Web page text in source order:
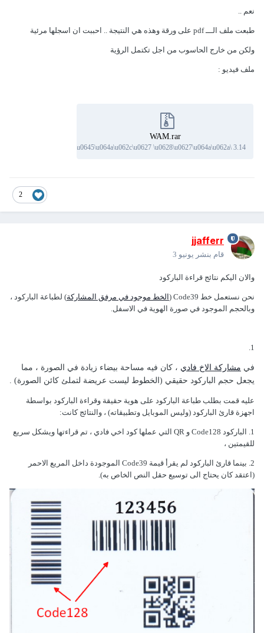
نعم ..
طبعت ملف الـــ pdf على ورقة وهذه هي النتيجة .. احببت ان اسجلها مرئية
ولكن من خارج الحاسوب من اجل تكتمل الرؤية
ملف فيديو
WAM.rar
3.14 \u0645\u064a\u062c\u0627 \u0628\u0627\u064a\u062a
·
2
jjafferr
قام بنشر يونيو 3
والان اليكم نتائج قراءة الباركود
نحن نستعمل خط Code39 ( الخط موجود في مرفق المشاركة) لطباعة الباركود ،
وبالحجم الموجود في صورة الهوية في الاسفل.
في مشاركة الاخ فادي، كان فيه مساحة بيضاء زيادة في الصورة ، مما
يجعل حجم الباركود حقيقي (الخطوط ليست عريضة لتملئ كائن الصورة).
عليه قمت بطلب طباعة الباركود على هوية حقيقة وقراءة الباركود بواسطة
اجهزة قارئ الباركود (وليس الموبايل وتطبيقاته) ، والنتائج كانت:
1. الباركود Code128 و QR التي عملها كود اخي فادي ، تم قراءتها ويشكل سريع
للقيمتين ،
2. بينما قارئ الباركود لم يقرأ قيمة Code39 الموجودة داخل المريع الاحمر
(اعتقد كان يحتاج الى توسيع حقل النص الخاص به).